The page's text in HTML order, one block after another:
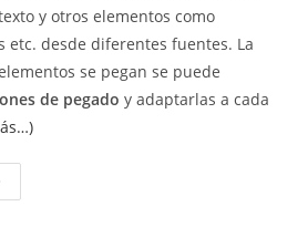
y otros elementos como
etc. desde diferentes fuentes. La
se pegan se puede
de pegado y adaptarlas a cada